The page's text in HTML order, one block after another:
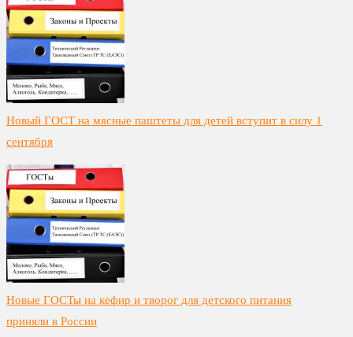
Новый ГОСТ на мясные паштеты для детей вступит в силу 1
сентября
Новые ГОСТы на кефир и творог для детского питания
приняли в России